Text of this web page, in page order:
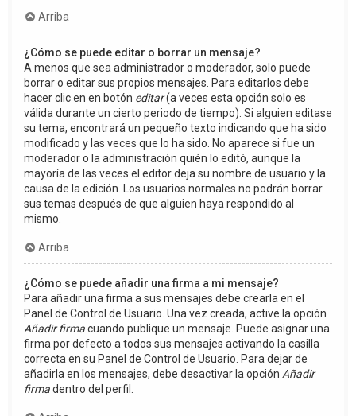
Arriba
¿Cómo se puede editar o borrar un mensaje?
A menos que sea administrador o moderador, solo puede
borrar o editar sus propios mensajes. Para editarlos debe
hacer clic en en botón editar(a veces esta opción solo es
válida durante un cierto periodo de tiempo). Si alguien editase
su tema, encontrará un pequeño texto indicando que ha sido
modificado y las veces que lo ha sido. No aparece si fue un
moderador o la administración quién lo editó, aunque la
mayoría de las veces el editor deja su nombre de usuario y la
causa de la edición. Los usuarios normales no podrán borrar
sus temas después de que alguien haya respondido al
mismo.
Arriba
¿Cómo se puede añadir una firma a mi mensaje?
Para añadir una firma a sus mensajes debe crearla en el
Panel de Control de Usuario. Una vez creada, active la opción
Añadir firmacuando publique un mensaje. Puede asignar una
firma por defecto a todos sus mensajes activando la casilla
correcta en su Panel de Control de Usuario. Para dejar de
añadirla en los mensajes, debe desactivar la opción Añadir
firmadentro del perfil.